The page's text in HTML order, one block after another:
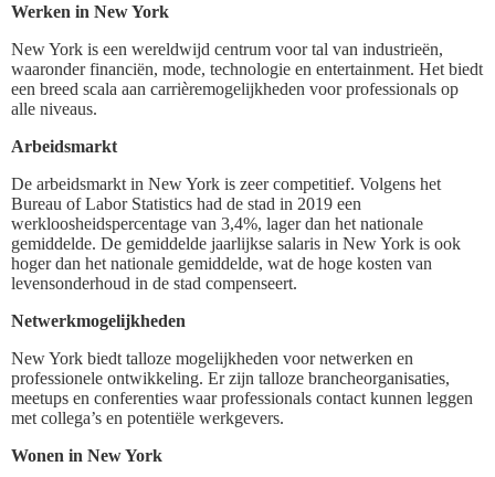
Werken in New York
New York is een wereldwijd centrum voor tal van industrieën,
waaronder financiën, mode, technologie en entertainment. Het biedt
een breed scala aan carrièremogelijkheden voor professionals op
alle niveaus.
Arbeidsmarkt
De arbeidsmarkt in New York is zeer competitief. Volgens het
Bureau of Labor Statistics had de stad in 2019 een
werkloosheidspercentage van 3,4%, lager dan het nationale
gemiddelde. De gemiddelde jaarlijkse salaris in New York is ook
hoger dan het nationale gemiddelde, wat de hoge kosten van
levensonderhoud in de stad compenseert.
Netwerkmogelijkheden
New York biedt talloze mogelijkheden voor netwerken en
professionele ontwikkeling. Er zijn talloze brancheorganisaties,
meetups en conferenties waar professionals contact kunnen leggen
met collega’s en potentiële werkgevers.
Wonen in New York